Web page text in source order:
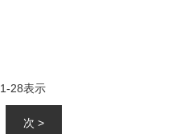
1-28表示
次 >